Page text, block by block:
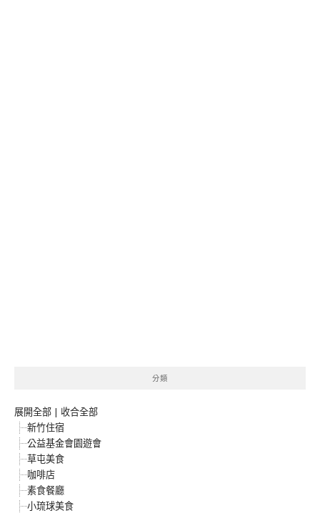
分類
展開全部 | 收合全部
新竹住宿
公益基金會園遊會
草屯美食
咖啡店
素食餐廳
小琉球美食